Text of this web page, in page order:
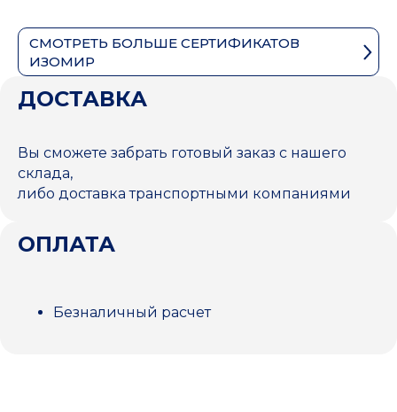
СМОТРЕТЬ БОЛЬШЕ СЕРТИФИКАТОВ
ИЗОМИР
ДОСТАВКА
Вы сможете забрать готовый заказ с нашего
склада,
либо доставка транспортными компаниями
ОПЛАТА
Безналичный расчет